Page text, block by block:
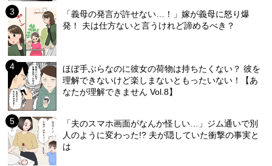
「義母の発言が許せない…！」嫁が義母に怒り爆
発！ 夫は仕方ないと言うけれど諦めるべき？
ほぼ手ぶらなのに彼女の荷物は持ちたくない？ 彼を
理解できないけど楽しまないともったいない！【あ
なたが理解できません Vol.8】
「夫のスマホ画面がなんか怪しい…」ジム通いで別
人のように変わった!? 夫が隠していた衝撃の事実と
は